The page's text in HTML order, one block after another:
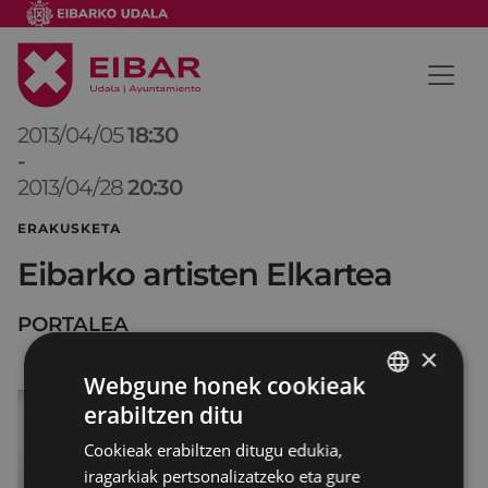
2013/04/0518:30
-
2013/04/2820:30
ERAKUSKETA
Eibarko artisten Elkartea
PORTALEA
×
Webgune honek cookieak
erabiltzen ditu
Cookieak erabiltzen ditugu edukia,
iragarkiak pertsonalizatzeko eta gure